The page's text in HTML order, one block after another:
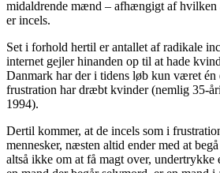
midaldrende mænd – afhængigt af hvilken
er incels.
Set i forhold hertil er antallet af radikale
internet gejler hinanden op til at hade
Danmark har der i tidens løb kun været én
frustration har dræbt kvinder (nemlig 35-
1994).
Dertil kommer, at de incels som i
mennesker, næsten altid ender med at
altså ikke om at få magt over,